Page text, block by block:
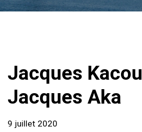
Jacques Kacou
Jacques Aka
9 juillet 2020